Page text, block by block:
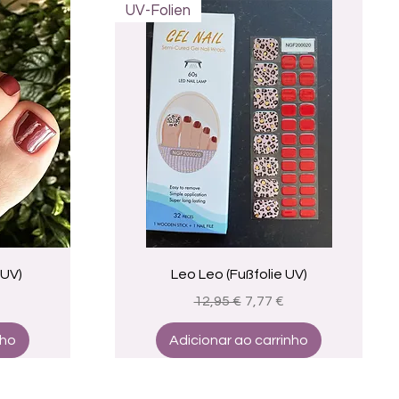
Visualização rápida
UV-Folien
Leo Leo (Fußfolie UV)
Preço normal
12,95 € Preço promocional
7,77 €
Adicionar ao carrinho